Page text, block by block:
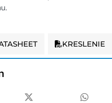
KRESLENIE